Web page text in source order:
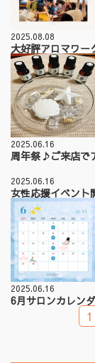
2025.08.08
大好評アロマワー
2025.06.16
周年祭♪ご来店で
2025.06.16
女性応援イベン
2025.06.16
6月サロンカレン
1